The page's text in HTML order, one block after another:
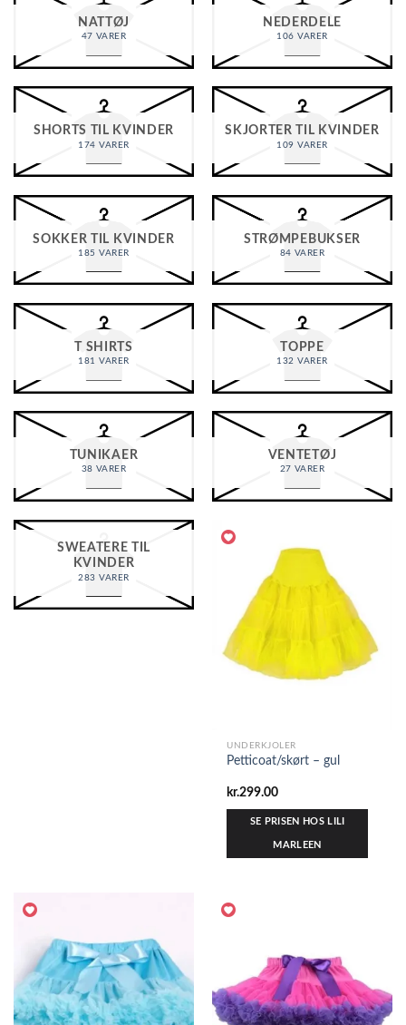
NATTØJ
47 VARER
NEDERDELE
106 VARER
SHORTS TIL KVINDER
174 VARER
SKJORTER TIL KVINDER
109 VARER
SOKKER TIL KVINDER
185 VARER
STRØMPEBUKSER
84 VARER
T SHIRTS
181 VARER
TOPPE
132 VARER
TUNIKAER
38 VARER
VENTETØJ
27 VARER
SWEATERE TIL
KVINDER
283 VARER
UNDERKJOLER
Petticoat/skørt – gul
kr.299.00
SE PRISEN HOS LILI
MARLEEN